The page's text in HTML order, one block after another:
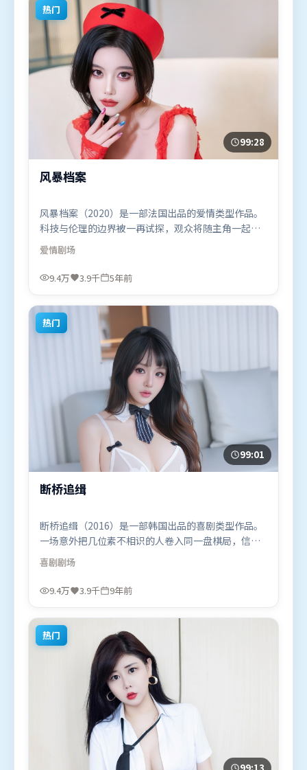
热门
99:28
风暴档案
风暴档案（2020）是一部法国出品的爱情类型作品。
科技与伦理的边界被一再试探，观众将随主角一起经
历道德震荡。类型元素被重新组合，既致敬经典也尝
试突破套路。由北野武执导，奥卡菲娜、马东锡、廖
凡，咏梅等联袂出演。影片于2020年11月18日（法
观看。
爱情剧场
9.4万 3.9千 5年前
热门
99:01
断桥追缉
断桥追缉（2016）是一部韩国出品的喜剧类型作品。
一场意外把几位素不相识的人卷入同一盘棋局，信任
与背叛交替上演。视听风格统一而富有实验感，配乐
与画面情绪贴合。由张艺谋执导，朱一龙、古天乐、
赵丽颖，李政宰、廖凡、汤唯等联袂出演。影片于
喜欢喜剧题材的观众观看。
喜剧剧场
9.4万 3.9千 9年前
热门